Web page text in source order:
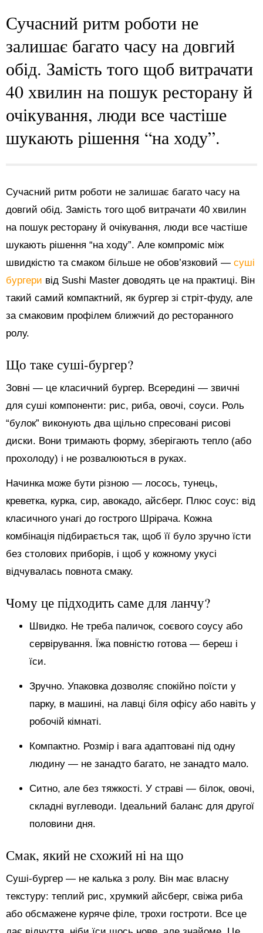
Сучасний ритм роботи не
залишає багато часу на довгий
обід. Замість того щоб витрачати
40 хвилин на пошук ресторану й
очікування, люди все частіше
шукають рішення “на ходу”.
Сучасний ритм роботи не залишає багато часу на
довгий обід. Замість того щоб витрачати 40 хвилин
на пошук ресторану й очікування, люди все частіше
шукають рішення “на ходу”. Але компроміс між
швидкістю та смаком більше не обов’язковий — суші
бургери від Sushi Master доводять це на практиці. Він
такий самий компактний, як бургер зі стріт-фуду, але
за смаковим профілем ближчий до ресторанного
ролу.
Що таке суші-бургер?
Зовні — це класичний бургер. Всередині — звичні
для суші компоненти: рис, риба, овочі, соуси. Роль
“булок” виконують два щільно спресовані рисові
диски. Вони тримають форму, зберігають тепло (або
прохолоду) і не розвалюються в руках.
Начинка може бути різною — лосось, тунець,
креветка, курка, сир, авокадо, айсберг. Плюс соус: від
класичного унагі до гострого Шрірача. Кожна
комбінація підбирається так, щоб її було зручно їсти
без столових приборів, і щоб у кожному укусі
відчувалась повнота смаку.
Чому це підходить саме для ланчу?
Швидко. Не треба паличок, соєвого соусу або
сервірування. Їжа повністю готова — береш і
їси.
Зручно. Упаковка дозволяє спокійно поїсти у
парку, в машині, на лавці біля офісу або навіть у
робочій кімнаті.
Компактно. Розмір і вага адаптовані під одну
людину — не занадто багато, не занадто мало.
Ситно, але без тяжкості. У страві — білок, овочі,
складні вуглеводи. Ідеальний баланс для другої
половини дня.
Смак, який не схожий ні на що
Суші-бургер — не калька з ролу. Він має власну
текстуру: теплий рис, хрумкий айсберг, свіжа риба
або обсмажене куряче філе, трохи гостроти. Все це